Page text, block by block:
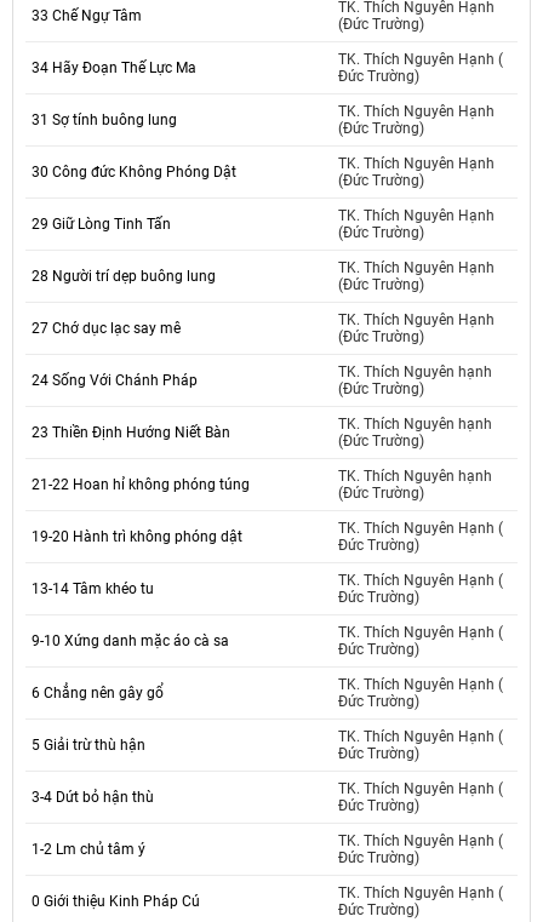
33 Chế Ngự Tâm
TK. Thích Nguyên Hạnh
(Đức Trường)
34 Hãy Đoạn Thế Lực Ma
TK. Thích Nguyên Hạnh (
Đức Trường)
31 Sợ tính buông lung
TK. Thích Nguyên Hạnh
(Đức Trường)
30 Công đức Không Phóng Dật
TK. Thích Nguyên Hạnh
(Đức Trường)
29 Giữ Lòng Tinh Tấn
TK. Thích Nguyên Hạnh
(Đức Trường)
28 Người trí dẹp buông lung
TK. Thích Nguyên Hạnh
(Đức Trường)
27 Chớ dục lạc say mê
TK. Thích Nguyên Hạnh
(Đức Trường)
24 Sống Với Chánh Pháp
TK. Thích Nguyên hạnh
(Đức Trường)
23 Thiền Định Hướng Niết Bàn
TK. Thích Nguyên hạnh
(Đức Trường)
21-22 Hoan hỉ không phóng túng
TK. Thích Nguyên hạnh
(Đức Trường)
19-20 Hành trì không phóng dật
TK. Thích Nguyên Hạnh (
Đức Trường)
13-14 Tâm khéo tu
TK. Thích Nguyên Hạnh (
Đức Trường)
9-10 Xứng danh mặc áo cà sa
TK. Thích Nguyên Hạnh (
Đức Trường)
6 Chẳng nên gây gổ
TK. Thích Nguyên Hạnh (
Đức Trường)
5 Giải trừ thù hận
TK. Thích Nguyên Hạnh (
Đức Trường)
3-4 Dứt bỏ hận thù
TK. Thích Nguyên Hạnh (
Đức Trường)
1-2 Lm chủ tâm ý
TK. Thích Nguyên Hạnh (
Đức Trường)
0 Giới thiệu Kinh Pháp Cú
TK. Thích Nguyên Hạnh (
Đức Trường)